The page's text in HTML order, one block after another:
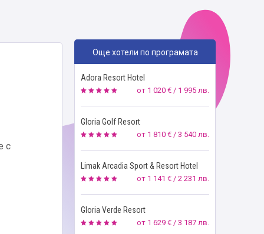
с
Още хотели по програмата
Adora Resort Hotel
от 1 020 € / 1 995 лв.
Gloria Golf Resort
от 1 810 € / 3 540 лв.
Limak Arcadia Sport & Resort Hotel
от 1 141 € / 2 231 лв.
Gloria Verde Resort
от 1 629 € / 3 187 лв.